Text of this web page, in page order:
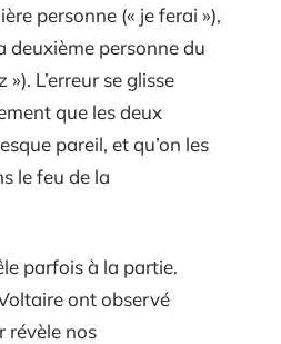
personne (« je ferai »),
deuxième personne du
L’erreur se glisse
que les deux
pareil, et qu’on les
le feu de la
parfois à la partie.
ont observé
révèle nos